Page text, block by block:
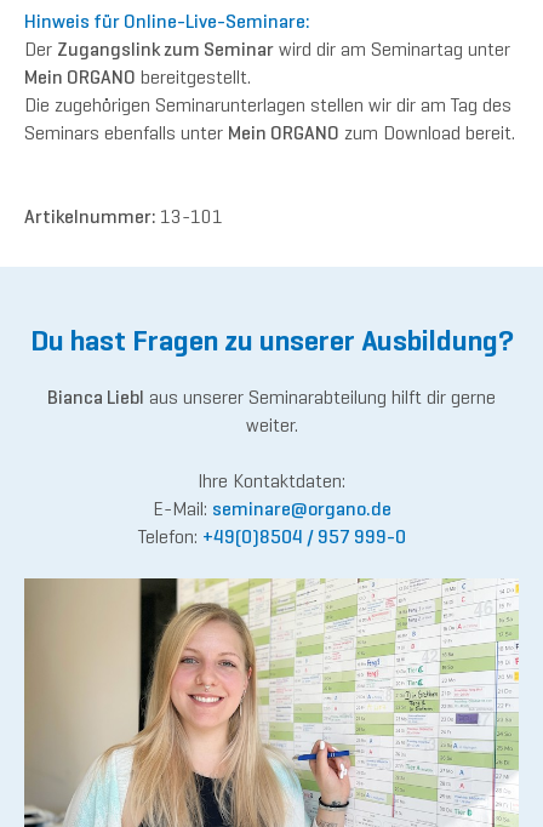
Hinweis für Online-Live-Seminare:
Der Zugangslink zum Seminar wird dir am Seminartag unter
Mein ORGANO bereitgestellt.
Die zugehörigen Seminarunterlagen stellen wir dir am Tag des
Seminars ebenfalls unter Mein ORGANO zum Download bereit.
Artikelnummer: 13-101
Du hast Fragen zu unserer Ausbildung?
Bianca Liebl aus unserer Seminarabteilung hilft dir gerne
weiter.
Ihre Kontaktdaten:
E-Mail: seminare@organo.de
Telefon: +49(0)8504 / 957 999-0